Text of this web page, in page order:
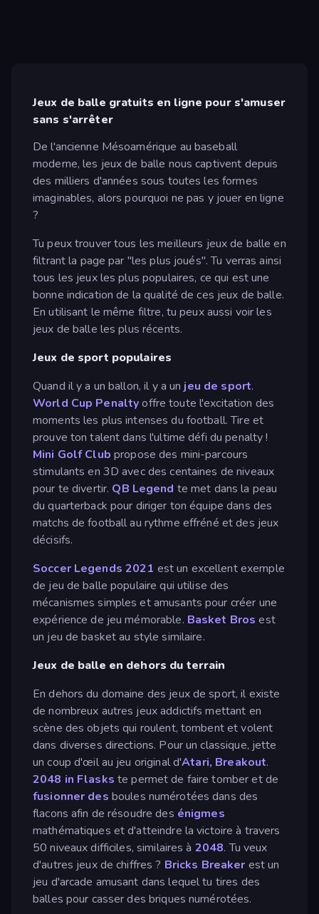
Jeux de balle gratuits en ligne pour s'amuser
sans s'arrêter
De l'ancienne Mésoamérique au baseball
moderne, les jeux de balle nous captivent depuis
des milliers d'années sous toutes les formes
imaginables, alors pourquoi ne pas y jouer en ligne
?
Tu peux trouver tous les meilleurs jeux de balle en
filtrant la page par "les plus joués". Tu verras ainsi
tous les jeux les plus populaires, ce qui est une
bonne indication de la qualité de ces jeux de balle.
En utilisant le même filtre, tu peux aussi voir les
jeux de balle les plus récents.
Jeux de sport populaires
Quand il y a un ballon, il y a un jeu de sport.
World Cup Penaltyoffre toute l'excitation des
moments les plus intenses du football. Tire et
prouve ton talent dans l'ultime défi du penalty !
Mini Golf Club propose des mini-parcours
stimulants en 3D avec des centaines de niveaux
pour te divertir. QB Legend te met dans la peau
du quarterback pour diriger ton équipe dans des
matchs de football au rythme effréné et des jeux
décisifs.
Soccer Legends 2021 est un excellent exemple
de jeu de balle populaire qui utilise des
mécanismes simples et amusants pour créer une
expérience de jeu mémorable. Basket Bros est
un jeu de basket au style similaire.
Jeux de balle en dehors du terrain
En dehors du domaine des jeux de sport, il existe
de nombreux autres jeux addictifs mettant en
scène des objets qui roulent, tombent et volent
dans diverses directions. Pour un classique, jette
un coup d'œil au jeu original d'Atari, Breakout.
2048 in Flasks te permet de faire tomber et de
fusionner des boules numérotées dans des
flacons afin de résoudre des énigmes
mathématiques et d'atteindre la victoire à travers
50 niveaux difficiles, similaires à 2048. Tu veux
d'autres jeux de chiffres ? Bricks Breaker est un
jeu d'arcade amusant dans lequel tu tires des
balles pour casser des briques numérotées.